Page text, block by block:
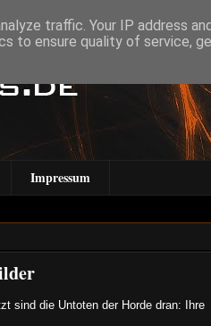
Impressum
sind die Untoten der Horde dran: Ihre
traffic. Your IP address
to ensure quality of service,